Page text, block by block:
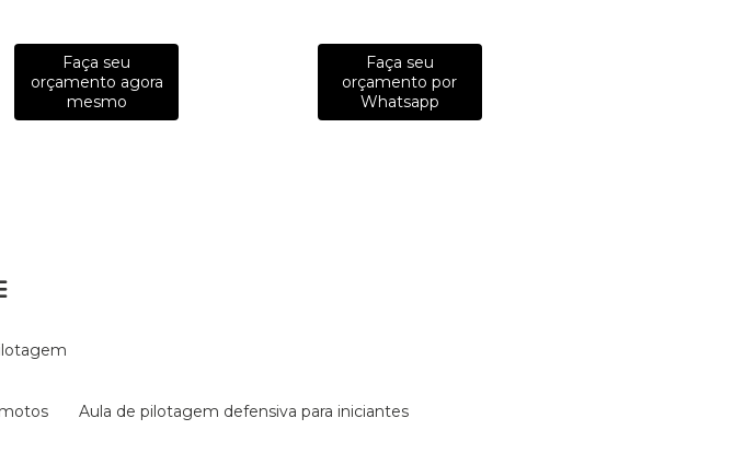
Faça seu
orçamento agora
mesmo
Faça seu
orçamento por
Whatsapp
aula de pilotagem defensiva para iniciantes